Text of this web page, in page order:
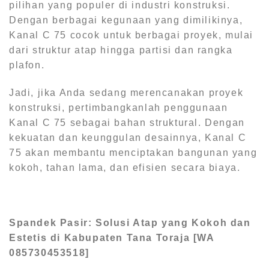
pilihan yang populer di industri konstruksi.
Dengan berbagai kegunaan yang dimilikinya,
Kanal C 75 cocok untuk berbagai proyek, mulai
dari struktur atap hingga partisi dan rangka
plafon.
Jadi, jika Anda sedang merencanakan proyek
konstruksi, pertimbangkanlah penggunaan
Kanal C 75 sebagai bahan struktural. Dengan
kekuatan dan keunggulan desainnya, Kanal C
75 akan membantu menciptakan bangunan yang
kokoh, tahan lama, dan efisien secara biaya.
Spandek Pasir: Solusi Atap yang Kokoh dan
Estetis di Kabupaten Tana Toraja [WA
085730453518]